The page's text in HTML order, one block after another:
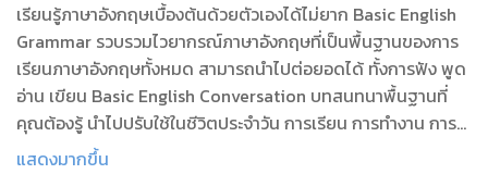
เรียนรู้ภาษาอังกฤษเบื้องต้นด้วยตัวเองได้ไม่ยาก Basic English
Grammar รวบรวมไวยากรณ์ภาษาอังกฤษที่เป็นพื้นฐานของการ
เรียนภาษาอังกฤษทั้งหมด สามารถนำไปต่อยอดได้ ทั้งการฟัง พูด
อ่าน เขียน Basic English Conversation บทสนทนาพื้นฐานที่
คุณต้องรู้ นำไปปรับใช้ในชีวิตประจำวัน การเรียน การทำงาน การ
ท่องเที่ยวได้ไม่ยาก Basic English Vocabulary คำศัพท์ภาษา
แสดงมากขึ้น